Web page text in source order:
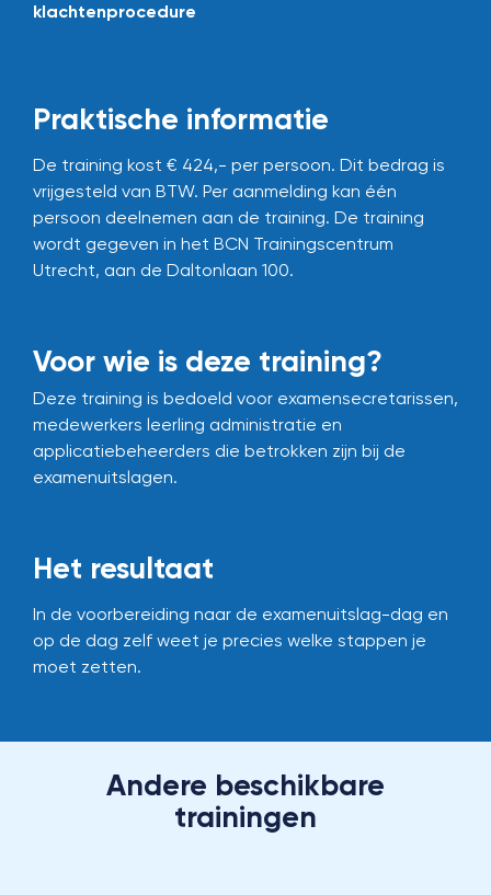
klachtenprocedure
Praktische informatie
De training kost € 424,- per persoon. Dit bedrag is
vrijgesteld van BTW. Per aanmelding kan één
persoon deelnemen aan de training. De training
wordt gegeven in het BCN Trainingscentrum
Utrecht, aan de Daltonlaan 100.
Voor wie is deze training?
Deze training is bedoeld voor examensecretarissen,
medewerkers leerling administratie en
applicatiebeheerders die betrokken zijn bij de
examenuitslagen.
Het resultaat
In de voorbereiding naar de examenuitslag-dag en
op de dag zelf weet je precies welke stappen je
moet zetten.
Andere beschikbare
trainingen